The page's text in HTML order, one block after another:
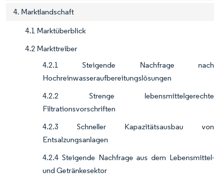
4. Marktlandschaft
4.1 Marktüberblick
4.2 Markttreiber
4.2.1 Steigende Nachfrage nach
Hochreinwasseraufbereitungslösungen
4.2.2 Strenge lebensmittelgerechte
Filtrationsvorschriften
4.2.3 Schneller Kapazitätsausbau von
Entsalzungsanlagen
4.2.4 Steigende Nachfrage aus dem Lebensmittel-
und Getränkesektor